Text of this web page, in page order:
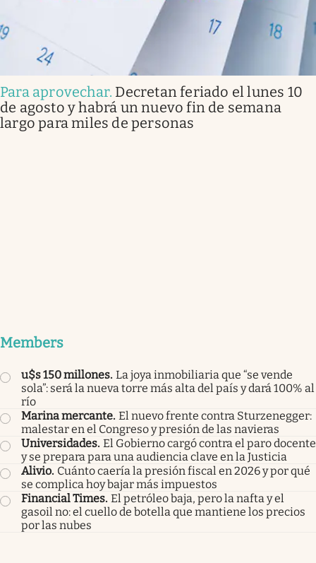
Para aprovechar. Decretan feriado el lunes 10
de agosto y habrá un nuevo fin de semana
largo para miles de personas
Members
u$s 150 millones. La joya inmobiliaria que “se vende
sola”: será la nueva torre más alta del país y dará 100% al
río
Marina mercante. El nuevo frente contra Sturzenegger:
malestar en el Congreso y presión de las navieras
Universidades. El Gobierno cargó contra el paro docente
y se prepara para una audiencia clave en la Justicia
Alivio. Cuánto caería la presión fiscal en 2026 y por qué
se complica hoy bajar más impuestos
Financial Times. El petróleo baja, pero la nafta y el
gasoil no: el cuello de botella que mantiene los precios
por las nubes